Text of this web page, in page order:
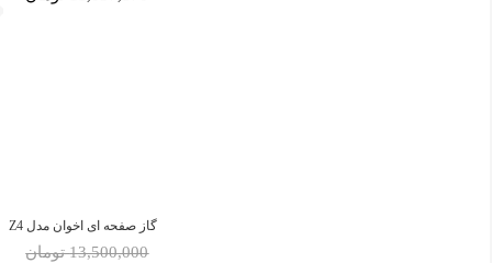
گاز صفحه ای اخوان مدل Z4
13,500,000 تومان